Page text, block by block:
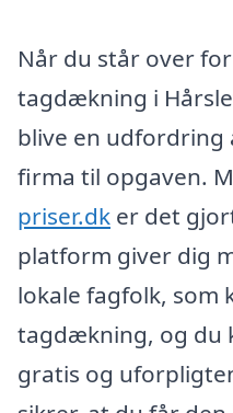
Når du står over
tagdækning i
blive en
firma til opgaven.
priser.dk er det
platform giver dig
lokale fagfolk, som
tagdækning, og du
gratis og